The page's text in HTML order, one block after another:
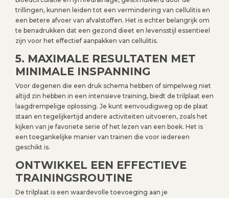
trillingen, kunnen leiden tot een vermindering van cellulitis en
een betere afvoer van afvalstoffen. Het is echter belangrijk om
te benadrukken dat een gezond dieet en levensstijl essentieel
zijn voor het effectief aanpakken van cellulitis.
5. MAXIMALE RESULTATEN MET
MINIMALE INSPANNING
Voor degenen die een druk schema hebben of simpelweg niet
altijd zin hebben in een intensieve training, biedt de trilplaat een
laagdrempelige oplossing. Je kunt eenvoudigweg op de plaat
staan en tegelijkertijd andere activiteiten uitvoeren, zoals het
kijken van je favoriete serie of het lezen van een boek. Het is
een toegankelijke manier van trainen die voor iedereen
geschikt is.
ONTWIKKEL EEN EFFECTIEVE
TRAININGSROUTINE
De trilplaat is een waardevolle toevoeging aan je